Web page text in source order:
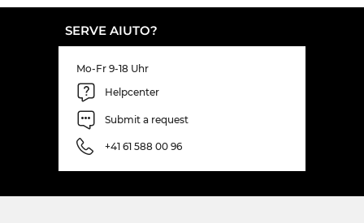
SERVE AIUTO?
Mo-Fr 9-18 Uhr
Helpcenter
Submit a request
+41 61 588 00 96